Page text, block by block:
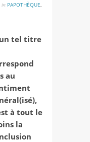
in PAPOTHÈQUE
xii,
tel titre
au
à tout le
la